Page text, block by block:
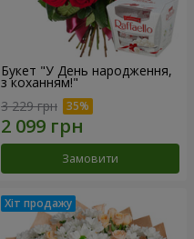
Букет "У День народження,
з коханням!"
3 229 грн
Замовити